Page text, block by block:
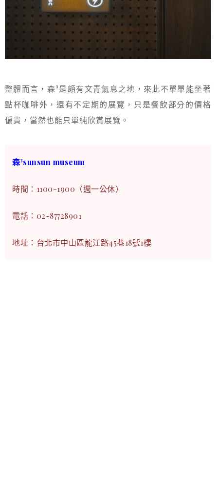
整體而言，森³是頗有文青氣息之地，來此不單單能坐著
點杯咖啡外，還有不定期的展覽，只是餐飲部分的價格
偏貴，當然也能只單純欣賞展覽。
森³sunsun museum
時間：1100-1900（週一公休）
電話： 02-87728901
地址：台北市中山區龍江路45巷18號1樓